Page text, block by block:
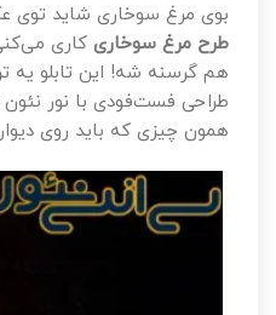
بوی مرغ سوخاری شاید توی
طرح مرغ سوخاری کاری
هم گرسنه شه! این تابلو یه
طراحی فست‌فودی با نور نئون
همون چیزی که باید روی